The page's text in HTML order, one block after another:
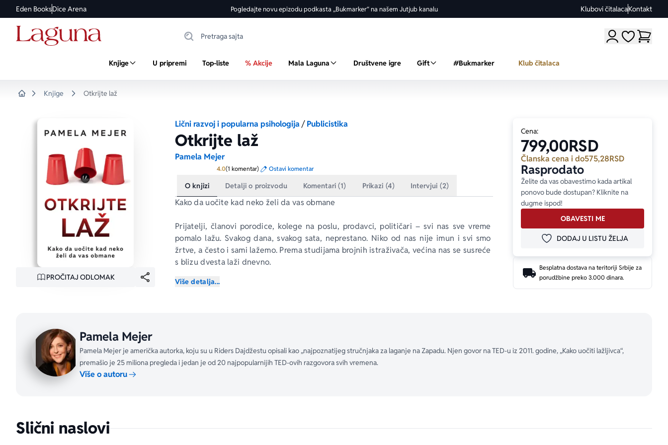
Eden BooksDice Arena Pogledajte novu epizodu podkasta „Bukmarker“ na našem Jutjub kanalu Klubovi čitalacaKontakt
Moji omiljeni
Knjige U pripremi Top-liste % Akcije Mala Laguna Društvene igre Gift #Bukmarker Klub čitalaca
Knjige Otkrijte laž
PROČITAJ ODLOMAK
Lični razvoj i popularna psihologija/Publicistika
Otkrijte laž
Pamela Mejer
4.0Prosecna ocena je 4.0 od 5
(1 komentar) Ostavi komentar
O knjizi Detalji o proizvodu Komentari (1) Prikazi (4) Intervjui (2)
Kako da uočite kad neko želi da vas obmane
Prijatelji, članovi porodice, kolege na poslu, prodavci, političari – svi nas sve vreme
pomalo lažu. Svakog dana, svakog sata, neprestano. Niko od nas nije imun i svi smo
žrtve, a često i sami lažemo. Prema studijama brojnih istraživača, većina nas se susreće
s blizu dvesta laži dnevno.
Otkrijte laž Pamele Mejer donosi nam znanje o obmanjivačima i obmanama sticano
Između mnogih interesantnih činjenica, postupaka i metoda iz knjige ćete naučiti:
– Kakav je to poseban izraz lica na koji treba paziti u poslovnim odnosima i ličnim
– Desetine položaja tela i izraza lica koje treba da vas odmah upozore na obmanu.
Više detalja...
Cena:
799,00RSD
Članska cena i do575,28RSD
Rasprodato
Želite da vas obavestimo kada artikal
ponovo bude dostupan? Kliknite na
dugme ispod!
OBAVESTI ME
DODAJ U OMILJENE
DODAJ U LISTU ŽELJA
Besplatna dostava na teritoriji Srbije za
porudžbine preko 3.000 dinara.
Pamela Mejer
Pamela Mejer je američka autorka, koju su u Riders Dajdžestu opisali kao „najpoznatijeg stručnjaka za laganje na Zapadu. Njen govor na TED-u iz 2011. godine, „Kako uočiti lažljivca“,
premašio je 25 miliona pregleda i jedan je od 20 najpopularnijih TED-ovih razgovora svih vremena.
Više o autoru
Slični naslovi